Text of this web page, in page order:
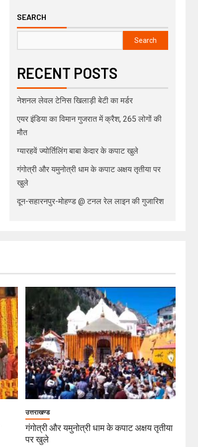
SEARCH
Search
RECENT POSTS
नेशनल लेवल टेनिस खिलाड़ी बेटी का मर्डर
एयर इंडिया का विमान गुजरात में क्रैश, 265 लोगों की
मौत
ग्यारहवें ज्योर्तिलिंग बाबा केदार के कपाट खुले
गंगोत्री और यमुनोत्री धाम के कपाट अक्षय तृतीया पर
खुले
दून-सहारनपुर-मोहण्ड @ टनल रेल लाइन की गुजारिश
उत्तराखण्ड
गंगोत्री और यमुनोत्री धाम के कपाट अक्षय तृतीया
पर खुले